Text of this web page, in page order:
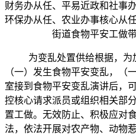
财务办从任、平易近政和社事
环保办从任、农业办事核心从
街道食物平安工做
为变乱处置供给根据，为
（一）发生食物平安变乱，（
室接到食物平安变乱演讲后，
控核心请求派员或组织相关部
置工做。无效防止、积极应对
法，依法开展对农产物、动物